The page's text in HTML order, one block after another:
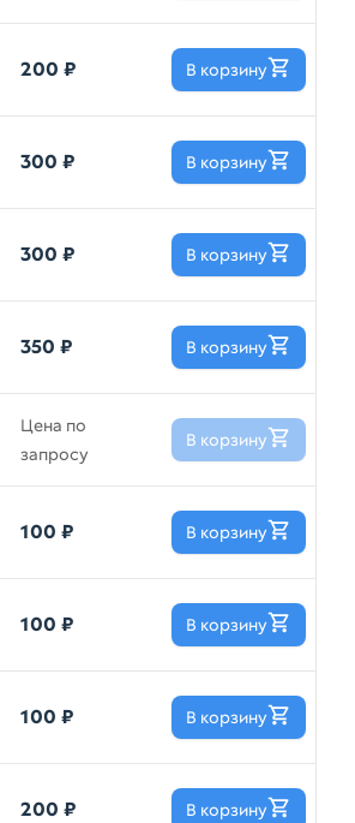
200 ₽ В корзину
300 ₽ В корзину
300 ₽ В корзину
350 ₽ В корзину
Цена по
запросу
В корзину
100 ₽ В корзину
100 ₽ В корзину
100 ₽ В корзину
200 ₽ В корзину